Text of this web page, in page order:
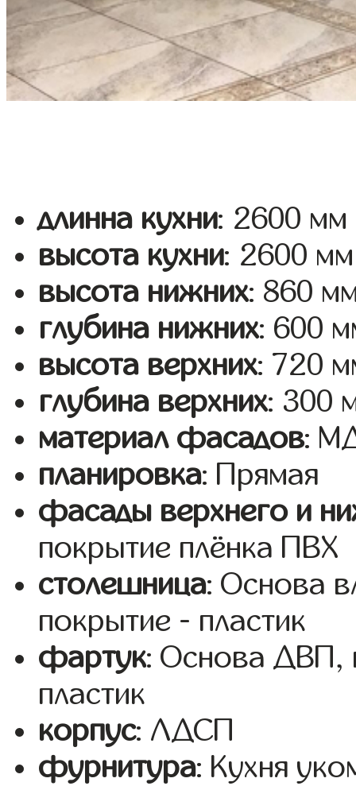
длинна кухни: 2600 мм
высота кухни: 2600 мм
высота нижних: 860
глубина нижних: 600
высота верхних: 720
глубина верхних: 300
материал фасадов:
планировка: Прямая
фасады верхнего и
покрытие плёнка ПВХ
столешница: Основа
покрытие - пластик
фартук: Основа ДВП,
пластик
корпус: ЛДСП
фурнитура: Кухня